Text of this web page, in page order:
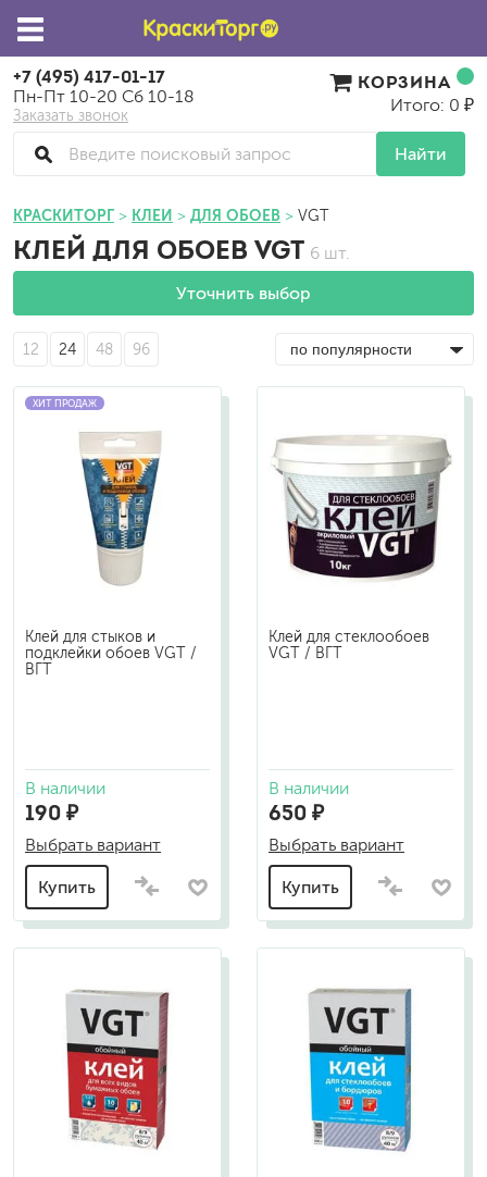
+7 (495) 417-01-17
Пн-Пт 10-20 Сб 10-18
Заказать звонок
Найти
КОРЗИНА
Итого: 0 ₽
КРАСКИТОРГ КЛЕИ ДЛЯ ОБОЕВ VGT
КЛЕЙ ДЛЯ ОБОЕВ VGT 6 шт.
Уточнить выбор
12 24 48 96
ХИТ ПРОДАЖ
Клей для стыков и
подклейки обоев VGT /
ВГТ
В наличии
190 ₽
Выбрать вариант
Купить
Клей для стеклообоев
VGT / ВГТ
В наличии
650 ₽
Выбрать вариант
Купить